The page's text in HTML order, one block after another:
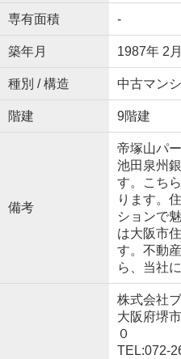
専有面積 -
築年月 1987年 2
種別 / 構造 中古マン
階建 9階建
備考
帝塚山パ
池田泉州
す。こち
ります。
ションで
は大阪市
す。不動
ら、当社
株式会社
大阪府堺
０
TEL:072-